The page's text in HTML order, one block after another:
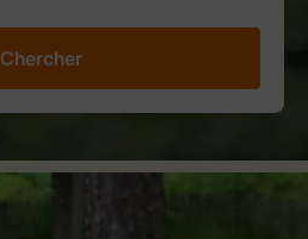
Chercher